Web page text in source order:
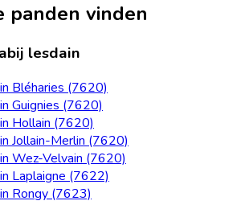
panden vinden
lesdain
Bléharies (7620)
Guignies (7620)
Hollain (7620)
Jollain-Merlin (7620)
Wez-Velvain (7620)
Laplaigne (7622)
Rongy (7623)